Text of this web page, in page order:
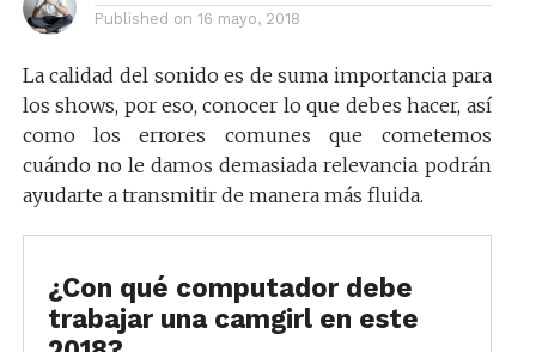
Published on 16 mayo, 2018
La calidad del sonido es de suma importancia para
los shows, por eso, conocer lo que debes hacer, así
como los errores comunes que cometemos
cuándo no le damos demasiada relevancia podrán
ayudarte a transmitir de manera más fluida.
¿Con qué computador debe
trabajar una camgirl en este